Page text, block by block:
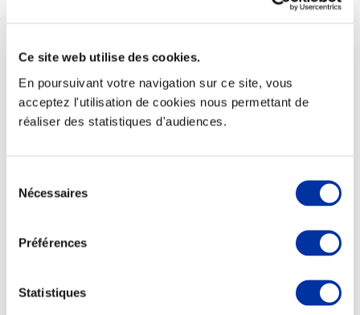
Ce site web utilise des cookies.
En poursuivant votre navigation sur ce site, vous
acceptez l'utilisation de cookies nous permettant de
réaliser des statistiques d'audiences.
Nécessaires
Préférences
Statistiques
Elevage
Transport – mise en marché
Abattoir
Partenaire Climat